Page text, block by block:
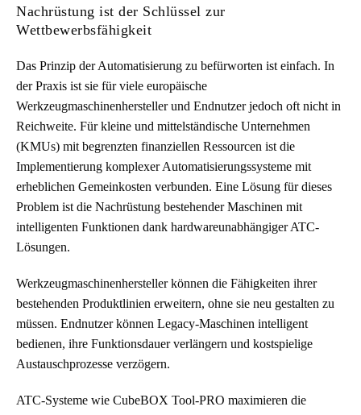
Nachrüstung ist der Schlüssel zur
Wettbewerbsfähigkeit
Das Prinzip der Automatisierung zu befürworten ist einfach. In
der Praxis ist sie für viele europäische
Werkzeugmaschinenhersteller und Endnutzer jedoch oft nicht in
Reichweite. Für kleine und mittelständische Unternehmen
(KMUs) mit begrenzten finanziellen Ressourcen ist die
Implementierung komplexer Automatisierungssysteme mit
erheblichen Gemeinkosten verbunden. Eine Lösung für dieses
Problem ist die Nachrüstung bestehender Maschinen mit
intelligenten Funktionen dank hardwareunabhängiger ATC-
Lösungen.
Werkzeugmaschinenhersteller können die Fähigkeiten ihrer
bestehenden Produktlinien erweitern, ohne sie neu gestalten zu
müssen. Endnutzer können Legacy-Maschinen intelligent
bedienen, ihre Funktionsdauer verlängern und kostspielige
Austauschprozesse verzögern.
ATC-Systeme wie CubeBOX Tool-PRO maximieren die